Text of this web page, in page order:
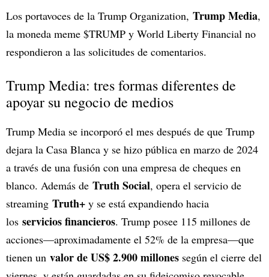
Los portavoces de la Trump Organization, Trump Media,
la moneda meme $TRUMP y World Liberty Financial no
respondieron a las solicitudes de comentarios.
Trump Media: tres formas diferentes de
apoyar su negocio de medios
Trump Media se incorporó el mes después de que Trump
dejara la Casa Blanca y se hizo pública en marzo de 2024
a través de una fusión con una empresa de cheques en
blanco. Además de Truth Social, opera el servicio de
streaming Truth+ y se está expandiendo hacia
los servicios financieros. Trump posee 115 millones de
acciones—aproximadamente el 52% de la empresa—que
tienen un valor de US$ 2.900 millones según el cierre del